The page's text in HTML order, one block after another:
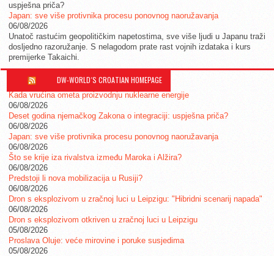
uspješna priča?
Japan: sve više protivnika procesu ponovnog naoružavanja
06/08/2026
Unatoč rastućim geopolitičkim napetostima, sve više ljudi u Japanu traži
dosljedno razoružanje. S nelagodom prate rast vojnih izdataka i kurs
premijerke Takaichi.
DW-WORLD´S CROATIAN HOMEPAGE
Kada vrućina ometa proizvodnju nuklearne energije
06/08/2026
Deset godina njemačkog Zakona o integraciji: uspješna priča?
06/08/2026
Japan: sve više protivnika procesu ponovnog naoružavanja
06/08/2026
Što se krije iza rivalstva između Maroka i Alžira?
06/08/2026
Predstoji li nova mobilizacija u Rusiji?
06/08/2026
Dron s eksplozivom u zračnoj luci u Leipzigu: "Hibridni scenarij napada"
06/08/2026
Dron s eksplozivom otkriven u zračnoj luci u Leipzigu
05/08/2026
Proslava Oluje: veće mirovine i poruke susjedima
05/08/2026